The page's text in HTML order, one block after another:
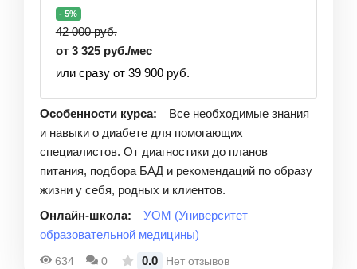
- 5%
42 000 руб.
от 3 325 руб./мес
или сразу от 39 900 руб.
Особенности курса:
Все необходимые знания
и навыки о диабете для помогающих
специалистов. От диагностики до планов
питания, подбора БАД и рекомендаций по образу
жизни у себя, родных и клиентов.
Онлайн-школа:
УОМ (Университет
образовательной медицины)
634 0 0.0 Нет отзывов